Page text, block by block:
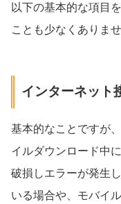
以下の基本的な項目
ことも少なくありませ
インターネット
基本的なことですが
イルダウンロード中
破損しエラーが発生
いる場合や、モバイ